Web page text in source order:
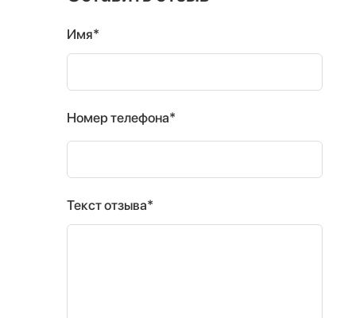
Имя*
Номер телефона*
Текст отзыва*